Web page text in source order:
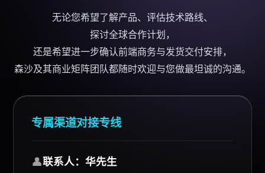
无论您希望了解产品、评估技术路线、
探讨全球合作计划，
还是希望进一步确认前端商务与发货交付安排，
森沙及其商业矩阵团队都随时欢迎与您做最坦诚的沟通。
专属渠道对接专线
👤联系人：华先生